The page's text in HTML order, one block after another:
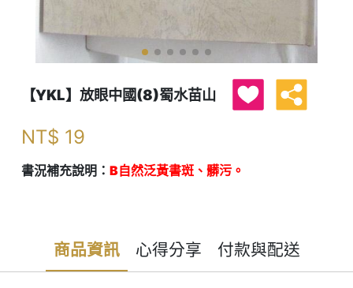
【YKL】放眼中國(8)蜀水苗山
NT$ 19
書況補充說明： B自然泛黃書斑、髒污。
商品資訊 心得分享 付款與配送